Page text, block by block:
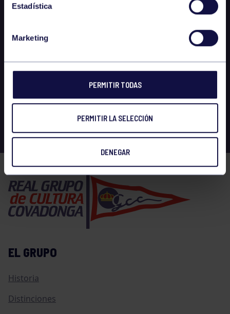
Estadística
Marketing
PERMITIR TODAS
PERMITIR LA SELECCIÓN
DENEGAR
EL GRUPO
Historia
Distinciones